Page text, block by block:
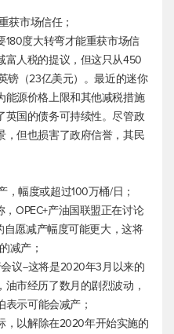
获市场信任；
度大转弯才能重获市场信
富人税的提议，但这只从450
镑（23亿美元）。最近的迷你
能源价格上限和其他减税措施
英国的债务可持续性。尽管政
，但也损害了政府信誉，其民
，幅度或超过100万桶/日；
，OPEC+产油国联盟正在讨论
愿减产幅度可能更大，这将
减产；
议--这将是2020年3月以来的
市经历了数月的剧烈波动，
表示可能会减产；
，以解除在2020年开始实施的